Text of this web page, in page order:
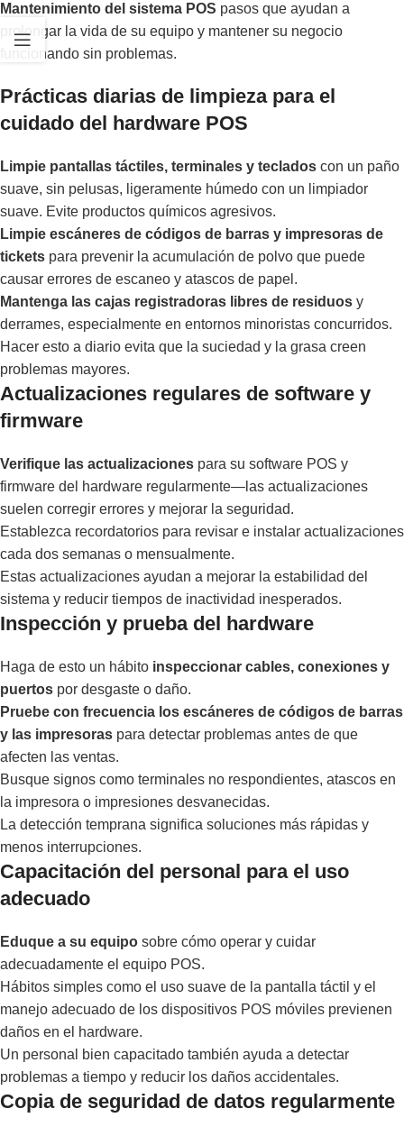
Mantenimiento del sistema POS pasos que ayudan a
prolongar la vida de su equipo y mantener su negocio
funcionando sin problemas.
Prácticas diarias de limpieza para el
cuidado del hardware POS
Limpie pantallas táctiles, terminales y teclados con un paño
suave, sin pelusas, ligeramente húmedo con un limpiador
suave. Evite productos químicos agresivos.
Limpie escáneres de códigos de barras y impresoras de
tickets para prevenir la acumulación de polvo que puede
causar errores de escaneo y atascos de papel.
Mantenga las cajas registradoras libres de residuos y
derrames, especialmente en entornos minoristas concurridos.
Hacer esto a diario evita que la suciedad y la grasa creen
problemas mayores.
Actualizaciones regulares de software y
firmware
Verifique las actualizaciones para su software POS y
firmware del hardware regularmente—las actualizaciones
suelen corregir errores y mejorar la seguridad.
Establezca recordatorios para revisar e instalar actualizaciones
cada dos semanas o mensualmente.
Estas actualizaciones ayudan a mejorar la estabilidad del
sistema y reducir tiempos de inactividad inesperados.
Inspección y prueba del hardware
Haga de esto un hábito inspeccionar cables, conexiones y
puertos por desgaste o daño.
Pruebe con frecuencia los escáneres de códigos de barras
y las impresoras para detectar problemas antes de que
afecten las ventas.
Busque signos como terminales no respondientes, atascos en
la impresora o impresiones desvanecidas.
La detección temprana significa soluciones más rápidas y
menos interrupciones.
Capacitación del personal para el uso
adecuado
Eduque a su equipo sobre cómo operar y cuidar
adecuadamente el equipo POS.
Hábitos simples como el uso suave de la pantalla táctil y el
manejo adecuado de los dispositivos POS móviles previenen
daños en el hardware.
Un personal bien capacitado también ayuda a detectar
problemas a tiempo y reducir los daños accidentales.
Copia de seguridad de datos regularmente